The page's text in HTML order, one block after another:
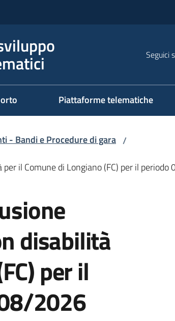
Seguici
Piattaforme telematiche
- Bandi e Procedure di gara /
il Comune di Longiano (FC) per il
disabilità
per il
2026